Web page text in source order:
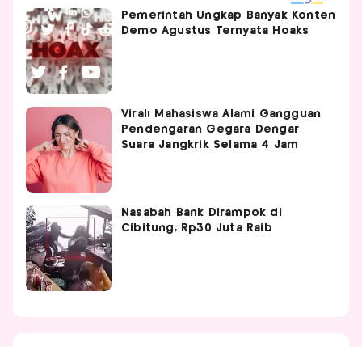
Pemerintah Ungkap Banyak Konten
Demo Agustus Ternyata Hoaks
Viral! Mahasiswa Alami Gangguan
Pendengaran Gegara Dengar
Suara Jangkrik Selama 4 Jam
Nasabah Bank Dirampok di
Cibitung, Rp30 Juta Raib